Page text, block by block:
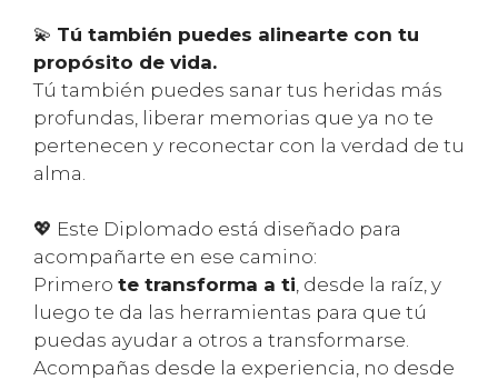
💫 Tú también puedes alinearte con tu
propósito de vida.
Tú también puedes sanar tus heridas más
profundas, liberar memorias que ya no te
pertenecen y reconectar con la verdad de tu
alma.
💖 Este Diplomado está diseñado para
acompañarte en ese camino:
Primero te transforma a ti, desde la raíz, y
luego te da las herramientas para que tú
puedas ayudar a otros a transformarse.
Acompañas desde la experiencia, no desde